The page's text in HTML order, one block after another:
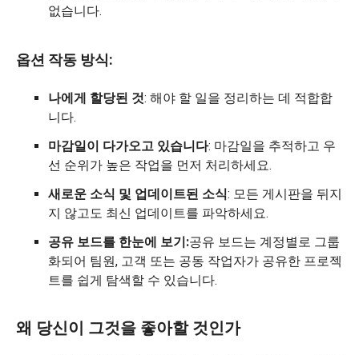
없습니다.
옵션 작동 방식:
나에게 할당된 것: 해야 할 일을 정리하는 데 적합합
니다.
마감일이 다가오고 있습니다: 마감일을 추적하고 우
선 순위가 높은 작업을 먼저 처리하세요.
새로운 소식 및 업데이트된 소식: 모든 게시판을 뒤지
지 않고도 최신 업데이트를 파악하세요.
공유 보드를 한눈에 보기:공유 보드는 계정별로 그룹
화되어 팀원, 고객 또는 공동 작업자가 공유한 프로젝
트를 쉽게 탐색할 수 있습니다.
왜 당신이 그것을 좋아할 것인가